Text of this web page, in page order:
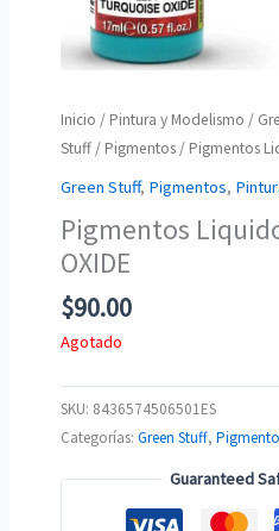
Inicio / Pintura y Modelismo /
Stuff / Pigmentos / Pigmentos
Green Stuff, Pigmentos,
Pigmentos
OXIDE
$90.00
Agotado
SKU: 8436574506501ES
Categorías:Green Stuff,
Guaranteed